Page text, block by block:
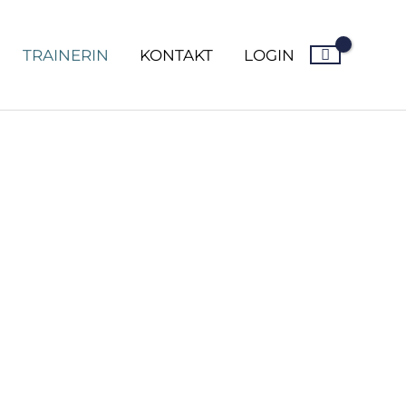
TRAINERIN KONTAKT LOGIN